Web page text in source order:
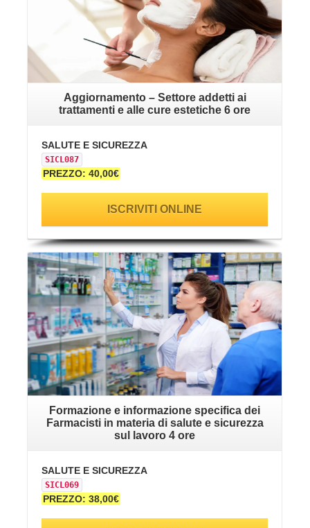
Aggiornamento – Settore addetti ai
trattamenti e alle cure estetiche 6 ore
SALUTE E SICUREZZA
SICL087
PREZZO: 40,00€
ISCRIVITI ONLINE
VAI ALLA SCHEDA
Formazione e informazione specifica dei
Farmacisti in materia di salute e sicurezza
sul lavoro 4 ore
SALUTE E SICUREZZA
SICL069
PREZZO: 38,00€